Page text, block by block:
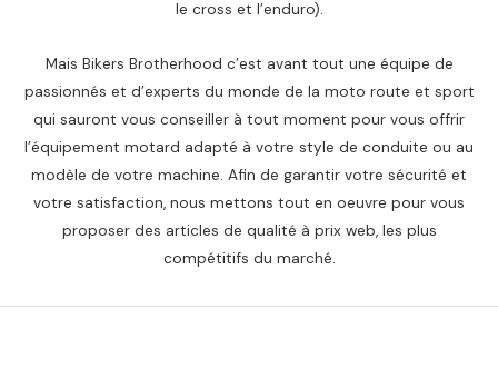
le cross et l’enduro).
Mais Bikers Brotherhood c’est avant tout une équipe de
passionnés et d’experts du monde de la moto route et sport
qui sauront vous conseiller à tout moment pour vous offrir
l’équipement motard adapté à votre style de conduite ou au
modèle de votre machine. Afin de garantir votre sécurité et
votre satisfaction, nous mettons tout en oeuvre pour vous
proposer des articles de qualité à prix web, les plus
compétitifs du marché.